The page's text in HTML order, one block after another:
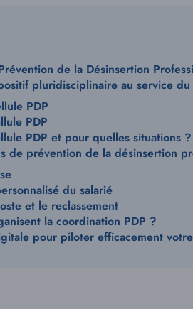
de la Désinsertion
pluridisciplinaire au service
PDP
PDP
PDP et pour quelles situations ?
de prévention de la désinsertion
du salarié
et le reclassement
la coordination PDP ?
pour piloter efficacement